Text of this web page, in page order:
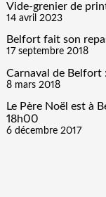
Vide-grenier de
14 avril 2023
Belfort fait son
17 septembre 2018
Carnaval de Belfort
8 mars 2018
Le Père Noël est à
18h00
6 décembre 2017